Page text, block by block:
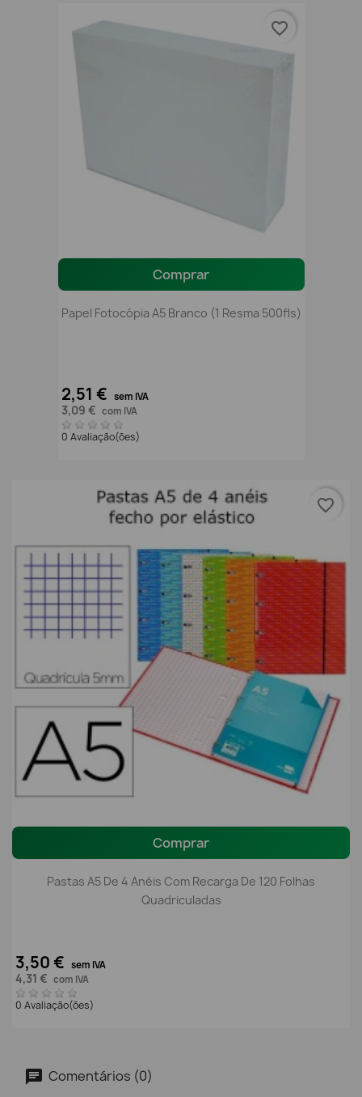
Comprar
Papel Fotocópia A5 Branco (1 Resma 500fls)
2,51 € sem IVA
3,09 € com IVA
0 Avaliação(ões)
favorite_border
Comprar
Pastas A5 De 4 Anéis Com Recarga De 120 Folhas
Quadriculadas
3,50 € sem IVA
4,31 € com IVA
0 Avaliação(ões)
favorite_border
Comentários (0)